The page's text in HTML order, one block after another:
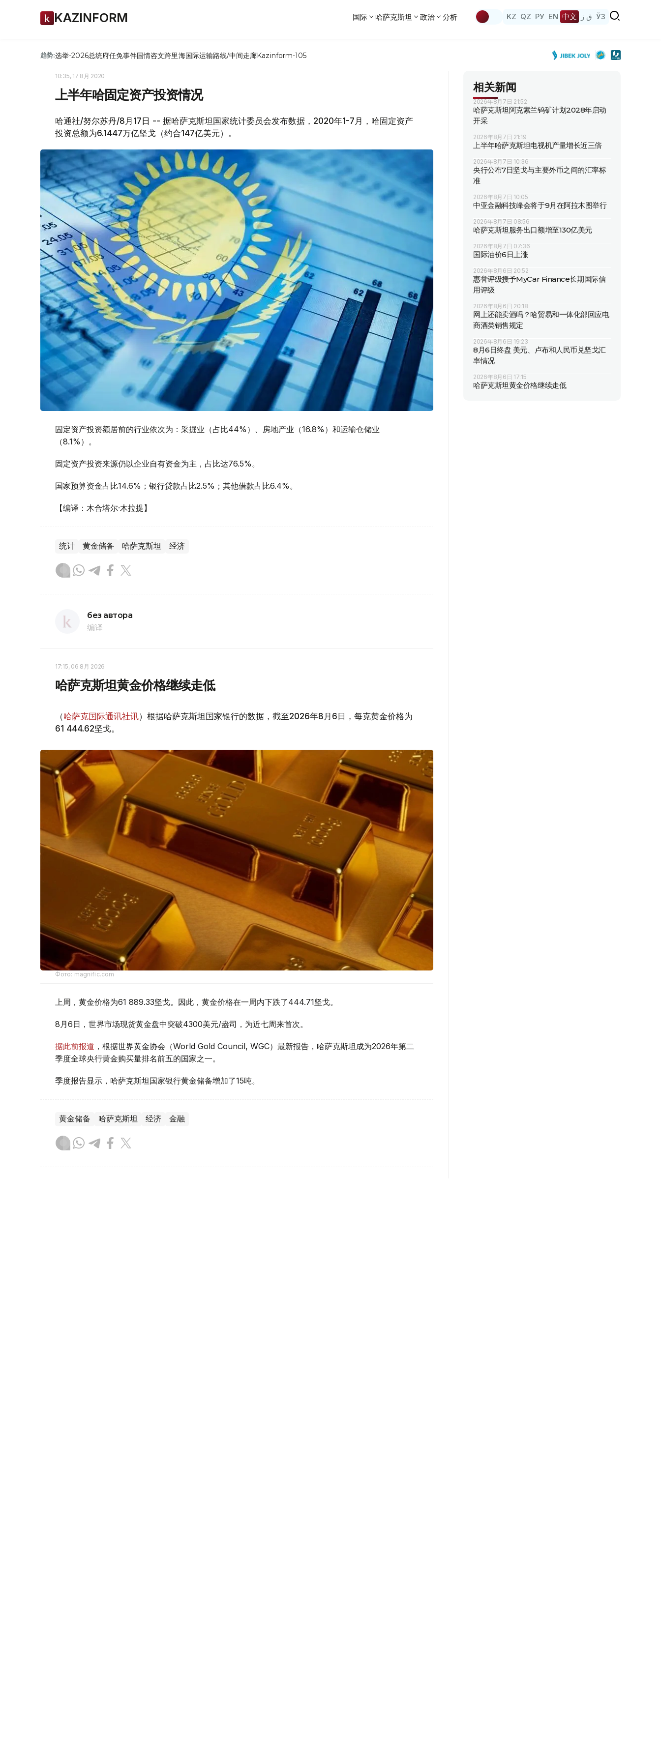
KAZINFORM 国际 哈萨克斯坦 政治 分析 KZ QZ РУ EN 中文 ق ز ЎЗ
趋势:选举-2026总统府任免事件国情咨文跨里海国际运输路线/中间走廊Kazinform-105
10:35, 17 8月 2020
上半年哈固定资产投资情况
哈通社/努尔苏丹/8月17日 -- 据哈萨克斯坦国家统计委员会发布数据，2020年1-7月，哈固定资产
投资总额为6.1447万亿坚戈（约合147亿美元）。
固定资产投资额居前的行业依次为：采掘业（占比44%）、房地产业（16.8%）和运输仓储业
（8.1%）。
固定资产投资来源仍以企业自有资金为主，占比达76.5%。
国家预算资金占比14.6%；银行贷款占比2.5%；其他借款占比6.4%。
【编译：木合塔尔·木拉提】
统计 黄金储备 哈萨克斯坦 经济
без автора
编译
17:15, 06 8月 2026
哈萨克斯坦黄金价格继续走低
（哈萨克国际通讯社讯）根据哈萨克斯坦国家银行的数据，截至2026年8月6日，每克黄金价格为
61 444.62坚戈。
Фото: magnific.com
上周，黄金价格为61 889.33坚戈。因此，黄金价格在一周内下跌了444.71坚戈。
8月6日，世界市场现货黄金盘中突破4300美元/盎司，为近七周来首次。
据此前报道 ，根据世界黄金协会（World Gold Council, WGC）最新报告，哈萨克斯坦成为2026年第二
季度全球央行黄金购买量排名前五的国家之一。
季度报告显示，哈萨克斯坦国家银行黄金储备增加了15吨。
黄金储备 哈萨克斯坦 经济 金融
相关新闻
2026年8月7日 21:52
哈萨克斯坦阿克索兰钨矿计划2028年启动
开采
2026年8月7日 21:19
上半年哈萨克斯坦电视机产量增长近三倍
2026年8月7日 10:36
央行公布7日坚戈与主要外币之间的汇率标
准
2026年8月7日 10:05
中亚金融科技峰会将于9月在阿拉木图举行
2026年8月7日 08:56
哈萨克斯坦服务出口额增至130亿美元
2026年8月7日 07:36
国际油价6日上涨
2026年8月6日 20:52
惠誉评级授予MyCar Finance长期国际信
用评级
2026年8月6日 20:18
网上还能卖酒吗？哈贸易和一体化部回应电
商酒类销售规定
2026年8月6日 19:23
8月6日终盘 美元、卢布和人民币兑坚戈汇
率情况
2026年8月6日 17:15
哈萨克斯坦黄金价格继续走低